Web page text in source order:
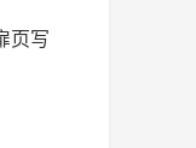
页写